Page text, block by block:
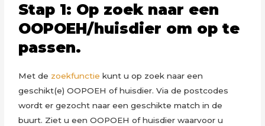
Stap 1: Op zoek naar een
OOPOEH/huisdier om op te
passen.
Met de zoekfunctie kunt u op zoek naar een
geschikt(e) OOPOEH of huisdier. Via de postcodes
wordt er gezocht naar een geschikte match in de
buurt. Ziet u een OOPOEH of huisdier waarvoor u